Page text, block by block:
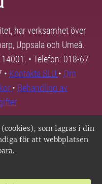
som lagras i din
för att webbplatsen
har verksamhet över
Uppsala och Umeå.
• Telefon: 018-67
• Kontakta SLU • Om
• Behandling av